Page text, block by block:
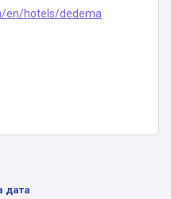
en/hotels/dedema
дата